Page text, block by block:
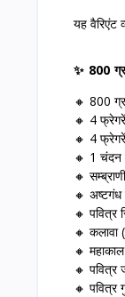
यह वैरिएंट
✨ 800
🔸 800
🔸 4
🔸 4
🔸 1 चंदन
🔸
🔸
🔸 पवित्र
🔸 कलावा
🔸
🔸 पवित्र
🔸 पवित्र